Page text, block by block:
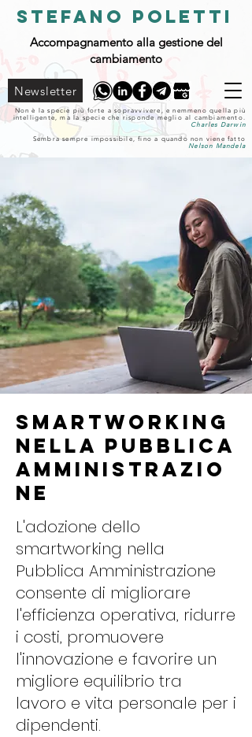
STEFANO POLETTI
Accompagnamento alla gestione del
cambiamento
Newsletter
Non è la specie più forte a sopravvivere, e nemmeno quella più
intelligente, ma la specie che risponde meglio al cambiamento.
Charles Darwin
Sembra sempre impossibile, fino a quando non viene fatto
Nelson Mandela
Smartworking
nella Pubblica
Amministrazio
ne
L'adozione dello
smartworking nella
Pubblica Amministrazione
consente di migliorare
l'efficienza operativa, ridurre
i costi, promuovere
l'innovazione e favorire un
migliore equilibrio tra
lavoro e vita personale per i
dipendenti.